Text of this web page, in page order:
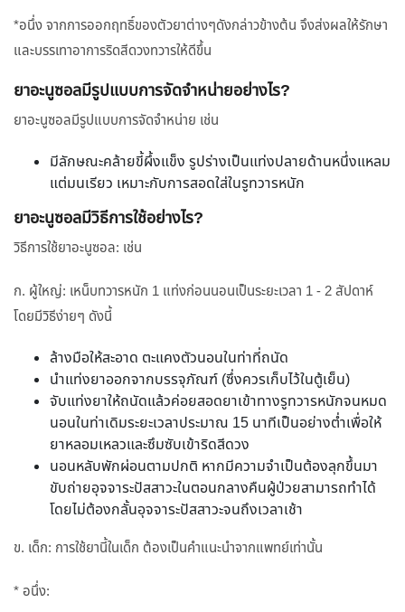
*อนึ่ง จากการออกฤทธิ์ของตัวยาต่างๆดังกล่าวข้างต้น จึงส่งผลให้รักษา
และบรรเทาอาการริดสีดวงทวารให้ดีขึ้น
ยาอะนูซอลมีรูปแบบการจัดจำหน่ายอย่างไร?
ยาอะนูซอลมีรูปแบบการจัดจำหน่าย เช่น
มีลักษณะคล้ายขี้ผึ้งแข็ง รูปร่างเป็นแท่งปลายด้านหนึ่งแหลม
แต่มนเรียว เหมาะกับการสอดใส่ในรูทวารหนัก
ยาอะนูซอลมีวิธีการใช้อย่างไร?
วิธีการใช้ยาอะนูซอล: เช่น
ก. ผู้ใหญ่: เหน็บทวารหนัก 1 แท่งก่อนนอนเป็นระยะเวลา 1 - 2 สัปดาห์
โดยมีวิธีง่ายๆ ดังนี้
ล้างมือให้สะอาด ตะแคงตัวนอนในท่าที่ถนัด
นำแท่งยาออกจากบรรจุภัณฑ์ (ซึ่งควรเก็บไว้ในตู้เย็น)
จับแท่งยาให้ถนัดแล้วค่อยสอดยาเข้าทางรูทวารหนักจนหมด
นอนในท่าเดิมระยะเวลาประมาณ 15 นาทีเป็นอย่างต่ำเพื่อให้
ยาหลอมเหลวและซึมซับเข้าริดสีดวง
นอนหลับพักผ่อนตามปกติ หากมีความจำเป็นต้องลุกขึ้นมา
ขับถ่ายอุจจาระปัสสาวะในตอนกลางคืนผู้ป่วยสามารถทำได้
โดยไม่ต้องกลั้นอุจจาระปัสสาวะจนถึงเวลาเช้า
ข. เด็ก: การใช้ยานี้ในเด็ก ต้องเป็นคำแนะนำจากแพทย์เท่านั้น
* อนึ่ง: